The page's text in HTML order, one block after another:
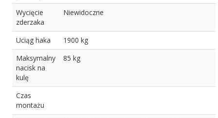
Wycięcie
zderzaka
Niewidoczne
Uciąg haka
1900 kg
Maksymalny
nacisk na
kulę
85 kg
Czas
montażu